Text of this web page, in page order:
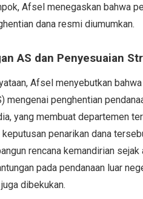
Afsel menegaskan bahwa
dana resmi diumumkan.
AS dan Penyesuaian
Afsel menyebutkan
mengenai penghentian
yang membuat departemen
penarikan dana
rencana kemandirian
pada pendanaan luar
dibekukan.